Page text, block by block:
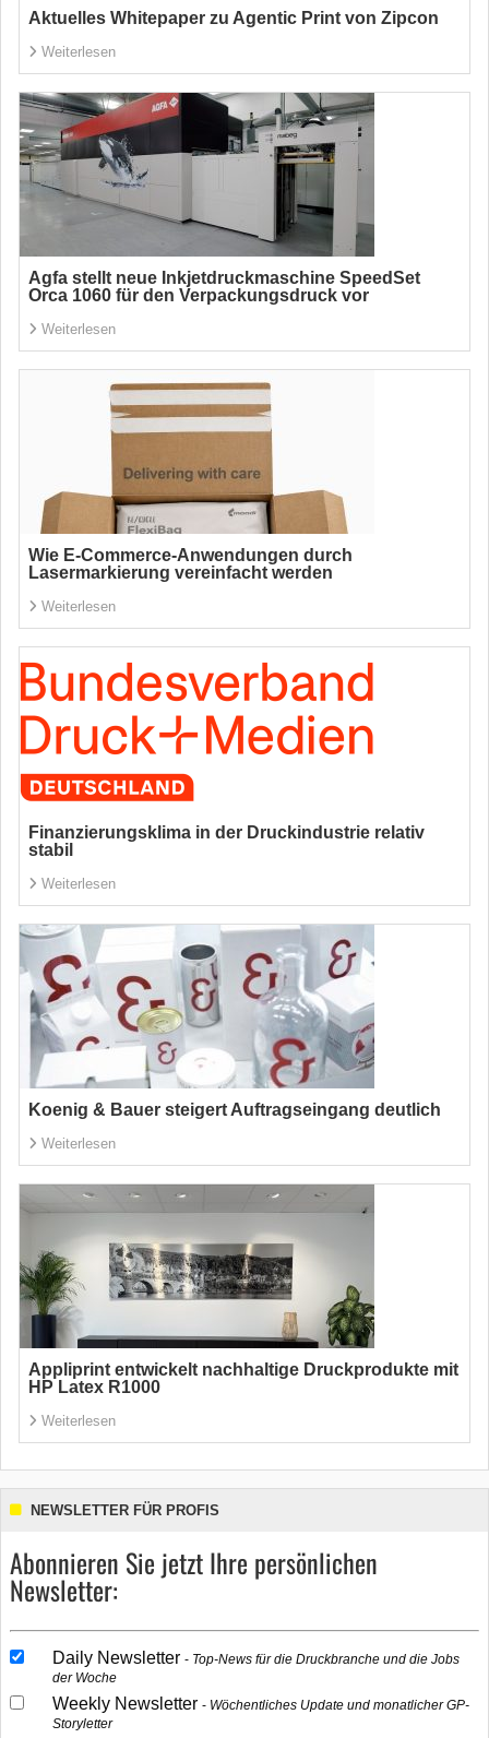
Aktuelles Whitepaper zu Agentic Print von Zipcon
Weiterlesen
Agfa stellt neue Inkjetdruckmaschine SpeedSet
Orca 1060 für den Verpackungsdruck vor
Weiterlesen
Wie E-Commerce-Anwendungen durch
Lasermarkierung vereinfacht werden
Weiterlesen
Finanzierungsklima in der Druckindustrie relativ
stabil
Weiterlesen
Koenig & Bauer steigert Auftragseingang deutlich
Weiterlesen
Appliprint entwickelt nachhaltige Druckprodukte mit
HP Latex R1000
Weiterlesen
NEWSLETTER FÜR PROFIS
Abonnieren Sie jetzt Ihre persönlichen
Newsletter:
Daily Newsletter
Top-News für die Druckbranche und die Jobs
der Woche
Weekly Newsletter
Wöchentliches Update und monatlicher GP-
Storyletter